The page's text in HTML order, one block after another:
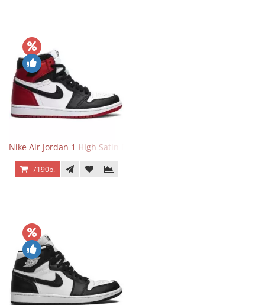
Nike Air Jordan 1 High Satin Black Toe
7190р.